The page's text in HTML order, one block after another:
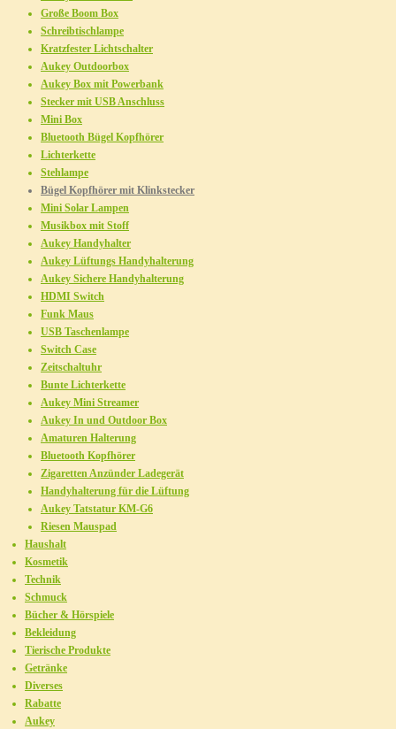
Große Boom Box
Schreibtischlampe
Kratzfester Lichtschalter
Aukey Outdoorbox
Aukey Box mit Powerbank
Stecker mit USB Anschluss
Mini Box
Bluetooth Bügel Kopfhörer
Lichterkette
Stehlampe
Bügel Kopfhörer mit Klinkstecker
Mini Solar Lampen
Musikbox mit Stoff
Aukey Handyhalter
Aukey Lüftungs Handyhalterung
Aukey Sichere Handyhalterung
HDMI Switch
Funk Maus
USB Taschenlampe
Switch Case
Zeitschaltuhr
Bunte Lichterkette
Aukey Mini Streamer
Aukey In und Outdoor Box
Amaturen Halterung
Bluetooth Kopfhörer
Zigaretten Anzünder Ladegerät
Handyhalterung für die Lüftung
Aukey Tatstatur KM-G6
Riesen Mauspad
Haushalt
Kosmetik
Technik
Schmuck
Bücher & Hörspiele
Bekleidung
Tierische Produkte
Getränke
Diverses
Rabatte
Aukey